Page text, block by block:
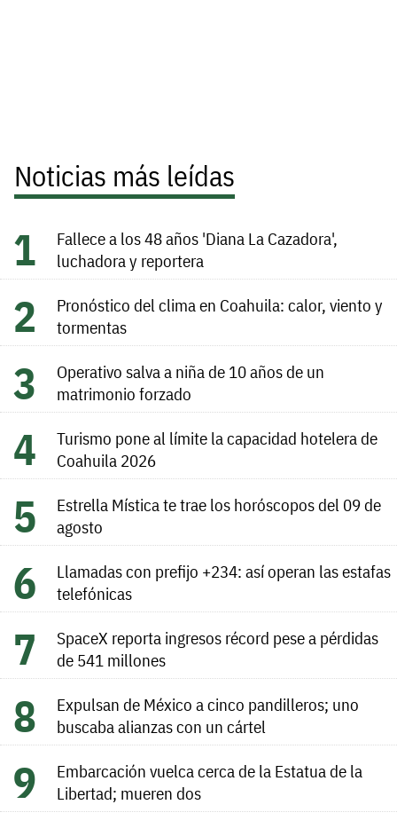
Noticias más leídas
Fallece a los 48 años 'Diana La Cazadora',
luchadora y reportera
Pronóstico del clima en Coahuila: calor, viento y
tormentas
Operativo salva a niña de 10 años de un
matrimonio forzado
Turismo pone al límite la capacidad hotelera de
Coahuila 2026
Estrella Mística te trae los horóscopos del 09 de
agosto
Llamadas con prefijo +234: así operan las estafas
telefónicas
SpaceX reporta ingresos récord pese a pérdidas
de 541 millones
Expulsan de México a cinco pandilleros; uno
buscaba alianzas con un cártel
Embarcación vuelca cerca de la Estatua de la
Libertad; mueren dos